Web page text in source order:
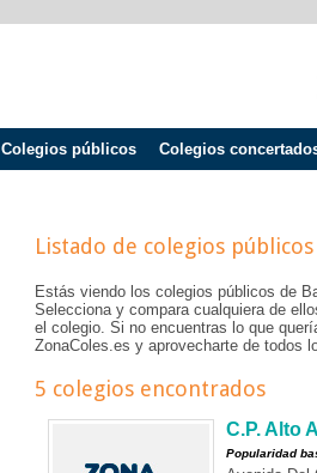
Colegios públicos Colegios
Listado de colegios
Estás viendo los colegios públicos de
Selecciona y compara cualquiera de
el colegio. Si no encuentras lo que
ZonaColes.es y aprovecharte de todos
5 colegios encontrados
C.P. Alto
Popularidad